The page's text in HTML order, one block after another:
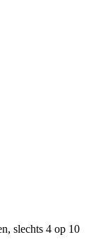
slechts 4 op 10